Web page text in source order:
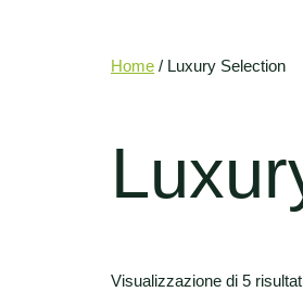
Home / Luxury Selection
Visualizzazione di 5